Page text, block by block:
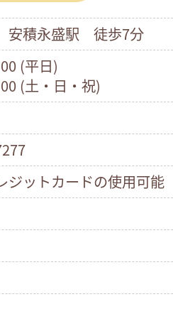
安積永盛駅 徒歩7分
(平日)
(土・日・祝)
ジットカードの使用可能